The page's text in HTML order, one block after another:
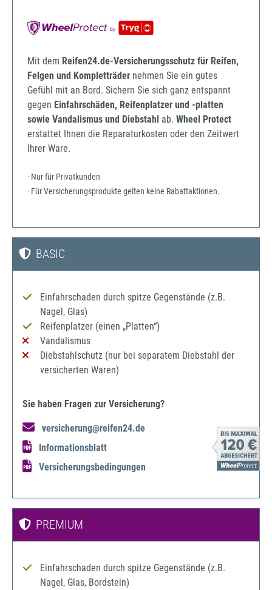
Mit dem Reifen24.de-Versicherungsschutz für Reifen,
Felgen und Kompletträder nehmen Sie ein gutes
Gefühl mit an Bord. Sichern Sie sich ganz entspannt
gegen Einfahrschäden, Reifenplatzer und -platten
sowie Vandalismus und Diebstahl ab. Wheel Protect
erstattet Ihnen die Reparaturkosten oder den Zeitwert
Ihrer Ware.
· Nur für Privatkunden
· Für Versicherungsprodukte gelten keine Rabattaktionen.
BASIC
Einfahrschaden durch spitze Gegenstände (z.B.
Nagel, Glas)
Reifenplatzer (einen „Platten“)
Vandalismus
Diebstahlschutz (nur bei separatem Diebstahl der
versicherten Waren)
Sie haben Fragen zur Versicherung?
versicherung@reifen24.de
Informationsblatt
Versicherungsbedingungen
PREMIUM
Einfahrschaden durch spitze Gegenstände (z.B.
Nagel, Glas, Bordstein)